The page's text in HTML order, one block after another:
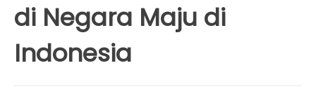
di Negara Maju di
Indonesia